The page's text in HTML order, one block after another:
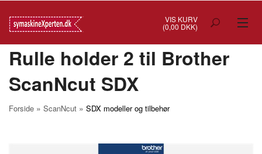
VIS KURV
(0,00 DKK)
TILBUD
SYMASKINER
Rulle holder 2 til Brother
ScanNcut SDX
Forside » ScanNcut » SDX modeller og tilbehør